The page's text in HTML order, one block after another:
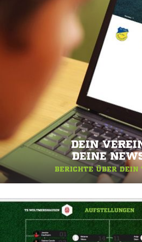
DEIN
DEINE
BERICHTE ÜBER DEIN